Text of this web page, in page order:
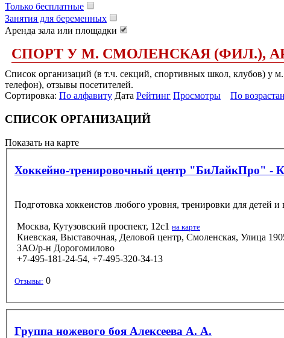
Только бесплатные
Занятия для беременных
Аренда зала или площадки
СПОРТ У М. СМОЛЕНСКАЯ (ФИЛ.),
Список организаций (в т.ч. секций, спортивных школ, клубов) у
телефон), отзывы посетителей.
Сортировка: По алфавиту Дата Рейтинг Просмотры По
СПИСОК ОРГАНИЗАЦИЙ
Показать на карте
Хоккейно-тренировочный центр "БиЛайкПро" -
Подготовка хоккеистов любого уровня, тренировки для детей
Москва, Кутузовский проспект, 12с1 на карте
Киевская, Выставочная, Деловой центр, Смоленская, Улица
ЗАО/р-н Дорогомилово
+7-495-181-24-54, +7-495-320-34-13
Отзывы: 0
Группа ножевого боя Алексеева А. А.